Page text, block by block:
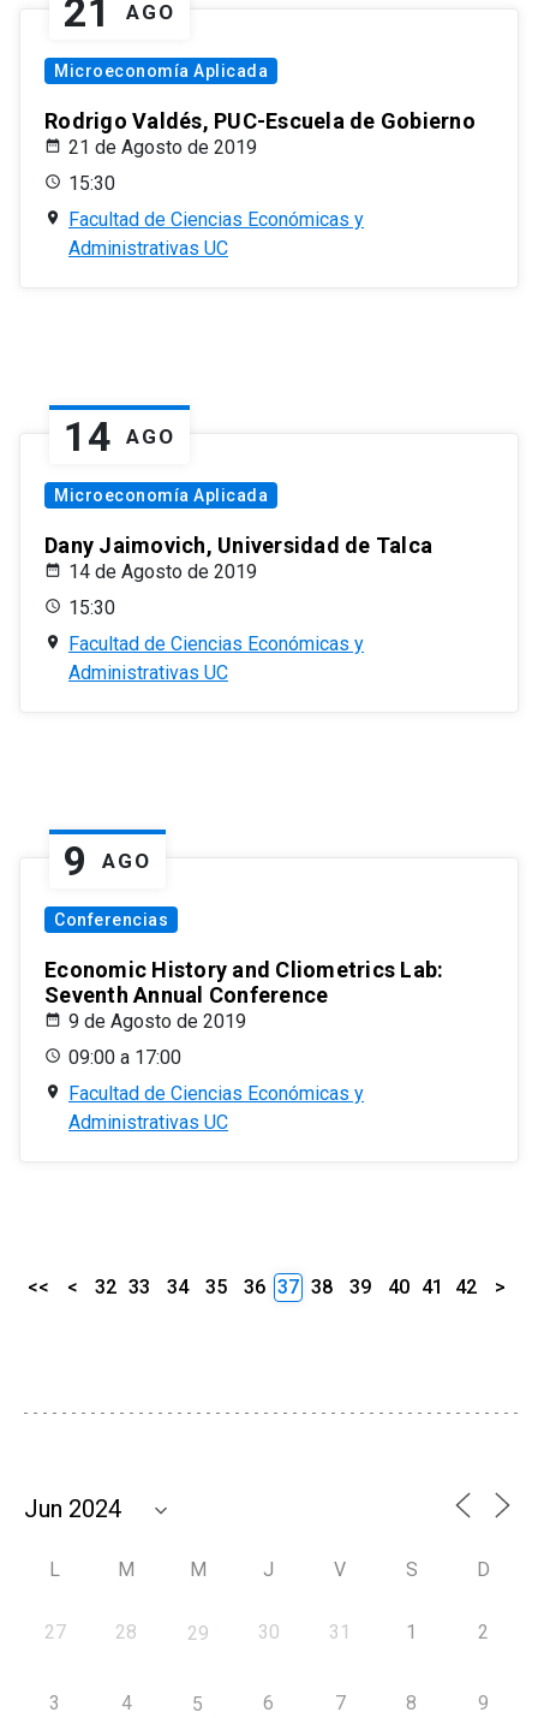
21 AGO
Microeconomía Aplicada
Rodrigo Valdés, PUC-Escuela de Gobierno
21 de Agosto de 2019
15:30
Facultad de Ciencias Económicas y
Administrativas UC
14 AGO
Microeconomía Aplicada
Dany Jaimovich, Universidad de Talca
14 de Agosto de 2019
15:30
Facultad de Ciencias Económicas y
Administrativas UC
9 AGO
Conferencias
Economic History and Cliometrics Lab:
Seventh Annual Conference
9 de Agosto de 2019
09:00 a 17:00
Facultad de Ciencias Económicas y
Administrativas UC
<< < 32 33 34 35 36 37 38 39 40 41 42 >
L M M J V S D
27 28 29 30 31 1 2
3 4 5 6 7 8 9